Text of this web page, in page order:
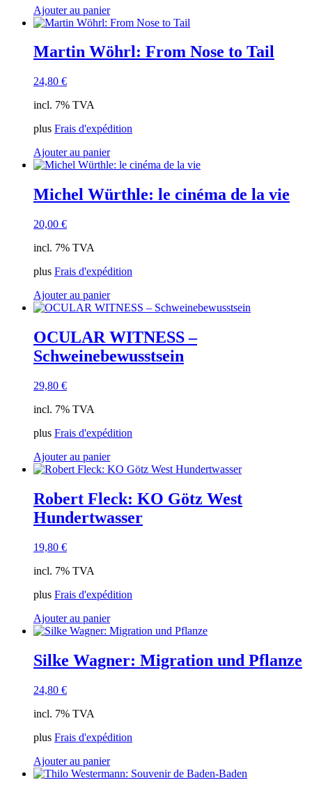
Ajouter au panier
Martin Wöhrl: From Nose to Tail
24,80 €
incl. 7% TVA
plus Frais d'expédition
Ajouter au panier
Michel Würthle: le cinéma de la vie
20,00 €
incl. 7% TVA
plus Frais d'expédition
Ajouter au panier
OCULAR WITNESS –
Schweinebewusstsein
29,80 €
incl. 7% TVA
plus Frais d'expédition
Ajouter au panier
Robert Fleck: KO Götz West
Hundertwasser
19,80 €
incl. 7% TVA
plus Frais d'expédition
Ajouter au panier
Silke Wagner: Migration und Pflanze
24,80 €
incl. 7% TVA
plus Frais d'expédition
Ajouter au panier